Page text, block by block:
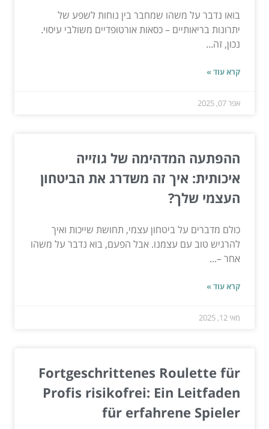
בואו נדבר על משהו שמחבר בין נוחות לשפע של
יתרונות בריאותיים – כסאות אורטופדיים משולבי עיסוי.
נכון, זה...
קרא עוד »
אפר 07, 2025
ההפתעה המדהימה של גוזייה
איכותית: איך זה משדרג את הביטחון
העצמי שלך?
כולם מדברים על ביטחון עצמי, תחושת שייכות ואיך
להרגיש טוב עם עצמנו. אבל הפעם, בוא נדבר על משהו
אחר –...
קרא עוד »
מאי 12, 2025
Fortgeschrittenes Roulette für
Profis risikofrei: Ein Leitfaden
für erfahrene Spieler